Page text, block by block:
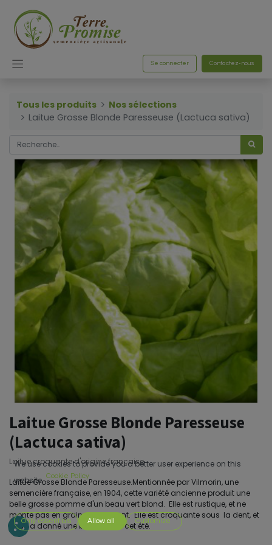
Se connecter Contactez-nous
Tous les produits
Nos sélections
Laitue Grosse Blonde Paresseuse (Lactuca sativa)
Laitue Grosse Blonde Paresseuse
(Lactuca sativa)
Laitue croquante d'origine française.
Laitue Grosse Blonde Paresseuse.Mentionnée par Vilmorin, une
semencière française, en 1904, cette variété ancienne produit une
belle grosse pomme d'un beau vert blond. Elle est rustique, et ne
monte pas en graine facilement. Elle est croquante sous la dent, et
nous a donné une belle récolte cet été.
We use cookies to provide you a better user experience on this
website. Cookie Policy
Only essentials Allow all Customize